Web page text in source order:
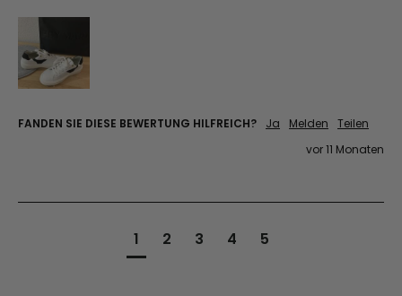
FANDEN SIE DIESE BEWERTUNG HILFREICH? Ja Melden
Teilen
vor 11 Monaten
1 2 3 4 5